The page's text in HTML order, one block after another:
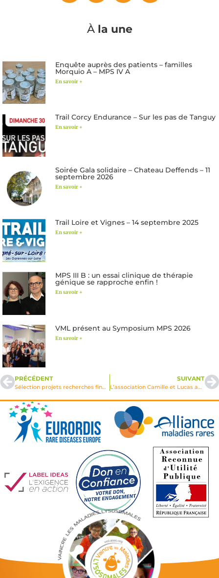
À la une
Enquête auprès des patients – familles
Morquio A – MPS IV A
En savoir +
Trail Corcy Endurance – Sur les pas de Tanguy
En savoir +
Soirée Gala solidaire – Chateau Deffends – 11
septembre 2026
En savoir +
Trail Loire et Vignes – 14 septembre 2025
En savoir +
MPS III B : un essai clinique de thérapie
génique se rapproche enfin !
En savoir +
VML présent au Symposium MPS 2026
En savoir +
PRÉCÉDENT
Sélection projets recherches financés VML sur appel d’offres 2007
SUIVANT
L’association Camille et Lucas avec VML